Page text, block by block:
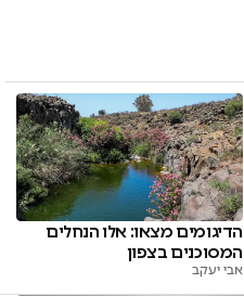
הדיגומים מצאו: אלו הנחלים
המסוכנים בצפון
אבי יעקב